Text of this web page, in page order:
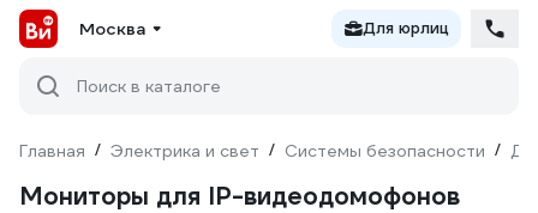
Москва Для юрлиц
Поиск в каталоге
Главная / Электрика и свет / Системы безопасности /
Мониторы для IP-видеодомофонов